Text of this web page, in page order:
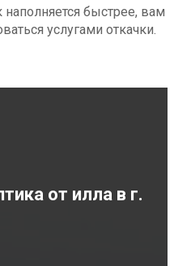
наполняется быстрее, вам
услугами откачки.
от илла в г.